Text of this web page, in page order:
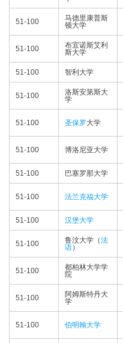
51-100
马德里康普斯
顿大学
51-100
布宜诺斯艾利
斯大学
51-100 智利大学
51-100
洛斯安第斯大
学
51-100 圣保罗大学
51-100 博洛尼亚大学
51-100 巴塞罗那大学
51-100 法兰克福大学
51-100 汉堡大学
51-100 鲁汶大学（法
语）
51-100
都柏林大学学
院
51-100
阿姆斯特丹大
学
51-100 伯明翰大学